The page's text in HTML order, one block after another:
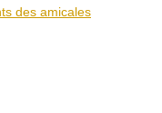
des amicales